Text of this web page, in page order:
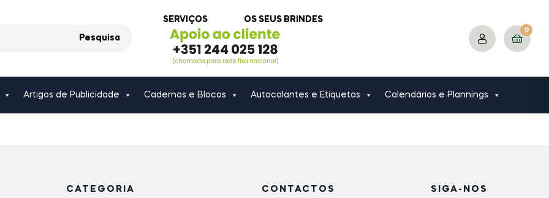
Pesquisa
SERVIÇOS OS SEUS BRINDES
0
Artigos de Publicidade Cadernos e Blocos Autocolantes e Etiquetas Calendários e Plannings
CATEGORIA CONTACTOS SIGA-NOS